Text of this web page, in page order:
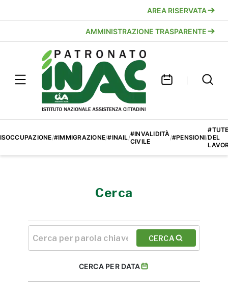
AREA RISERVATA
AMMINISTRAZIONE TRASPARENTE
/#IMMIGRAZIONE/#INAIL/#INVALIDITÀ
CIVILE
/#PENSIONI/DEL
Cerca
CERCA
CERCA PER DATA